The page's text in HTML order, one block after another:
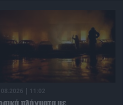
| 11:02